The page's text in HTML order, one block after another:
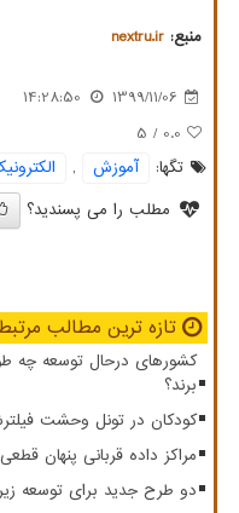
منبع: nextru.ir
1399/11/06
14:28:50
0.0
/ 5
تگها:
آموزش ,
مطلب را می پسندید؟
تازه ترین مطالب
کشورهای درحال توسعه چه
برند؟
کودکان در تونل وحشت
مراکز داده قربانی پنهان
دو طرح جدید برای توسعه